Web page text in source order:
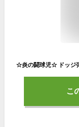
☆炎の闘球児☆ ドッジ
こ